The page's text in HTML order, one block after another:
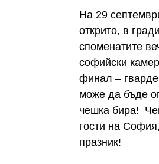
На 29
открито, в
споменатите
софийски
финал –
може да бъде
чешка бира!
гости на
празник!